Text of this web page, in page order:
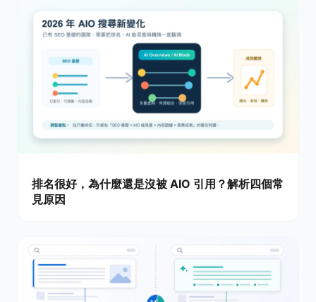
排名很好，為什麼還是沒被 AIO 引用？解析四個常
見原因